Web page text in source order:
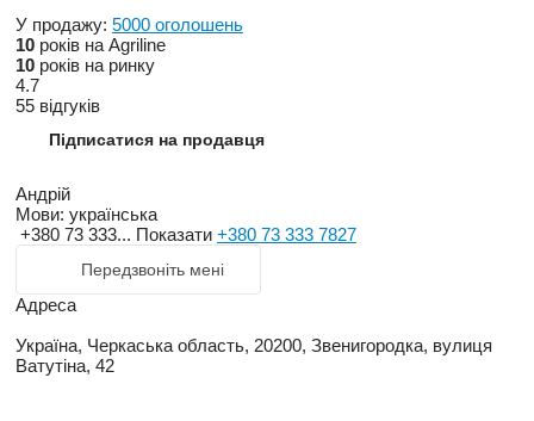
У продажу: 5000 оголошень
10 років на Agriline
10 років на ринку
4.7
55 відгуків
Підписатися на продавця
Андрій
Мови: українська
+380 73 333... Показати +380 73 333 7827
Передзвоніть мені
Адреса
Україна, Черкаська область, 20200, Звенигородка, вулиця
Ватутіна, 42